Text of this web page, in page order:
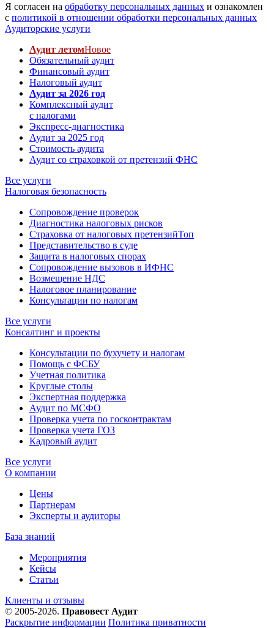
Я согласен на обработку персональных данных и ознакомлен
с политикой в отношении обработки персональных данных
Аудиторские услуги
Аудит летомНовое
Обязательный аудит
Финансовый аудит
Налоговый аудит
Аудит за 2026 год
Комплексный аудит
с налогами
Экспресс-диагностика
Аудит за 2025 год
Стоимость аудита
Аудит со страховкой от претензий ФНС
Все услуги
Налоговая безопасность
Сопровождение проверок
Диагностика налоговых рисков
Страховка от налоговых претензийТоп
Представительство в суде
Защита в налоговых спорах
Сопровождение вызовов в ИФНС
Возмещение НДС
Налоговое планирование
Консультации по налогам
Все услуги
Консалтинг и проекты
Консультации по бухучету и налогам
Помощь с ФСБУ
Учетная политика
Круглые столы
Экспертная поддержка
Аудит по МСФО
Проверка учета по госконтрактам
Проверка учета ГОЗ
Кадровый аудит
Все услуги
О компании
Цены
Партнерам
Эксперты и аудиторы
База знаний
Мероприятия
Кейсы
Статьи
Клиенты и отзывы
© 2005-2026. Правовест Аудит
Раскрытие информации Политика приватности